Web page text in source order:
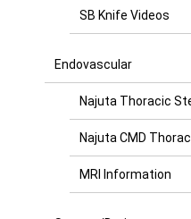
SB Knife Videos
Endovascular
Najuta Thoracic
Najuta CMD
MRI Information